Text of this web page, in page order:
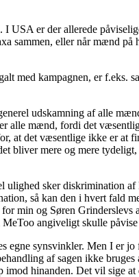
USA er der allerede
sammen, eller når mænd
med kampagnen, er f.eks.
udskamning af alle
alle mænd, fordi det
at det væsentlige ikke er at
bliver mere og mere
sker diskrimination
så kan den i hvert fald
for min og Søren
angiveligt skulle
synsvinkler. Men I er
af sagen ikke
hinanden. Det vil sige